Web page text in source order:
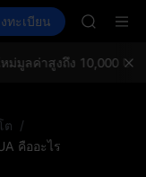
ฟิวเจอร์ส SPCX
ทะเบียน
AAOI
สมัครสม
ลค่าสูงถึง 10,000
ต /
คืออะไร